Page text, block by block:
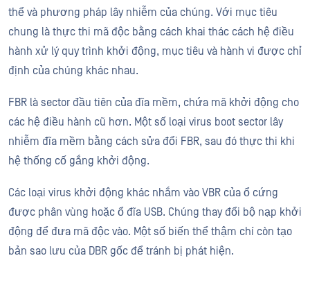
thể và phương pháp lây nhiễm của chúng. Với mục tiêu
chung là thực thi mã độc bằng cách khai thác cách hệ điều
hành xử lý quy trình khởi động, mục tiêu và hành vi được chỉ
định của chúng khác nhau.
FBR là sector đầu tiên của đĩa mềm, chứa mã khởi động cho
các hệ điều hành cũ hơn. Một số loại virus boot sector lây
nhiễm đĩa mềm bằng cách sửa đổi FBR, sau đó thực thi khi
hệ thống cố gắng khởi động.
Các loại virus khởi động khác nhắm vào VBR của ổ cứng
được phân vùng hoặc ổ đĩa USB. Chúng thay đổi bộ nạp khởi
động để đưa mã độc vào. Một số biến thể thậm chí còn tạo
bản sao lưu của DBR gốc để tránh bị phát hiện.